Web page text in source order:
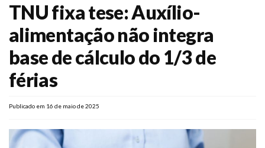
TNU fixa tese: Auxílio-
alimentação não integra
base de cálculo do 1/3 de
férias
Publicado em 16 de maio de 2025
O Sindicato
Agenda
Casa do Alto
Sede Campestre
Nossos Convênios
Gympass Wellhub
Plano de Saúde